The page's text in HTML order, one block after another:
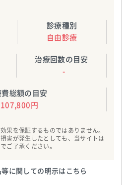
診療種別
自由診療
治療回数の目安
-
費総額の目安
107,800円
果を保証するものではありません。
害が発生したとしても、当サイトは
ご了承ください。
に関しての明示はこちら